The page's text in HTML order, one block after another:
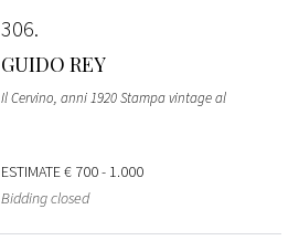
306
GUIDO REY
Il Cervino, anni 1920 Stampa vintage al
ESTIMATE€ 700 - 1.000
Bidding closed